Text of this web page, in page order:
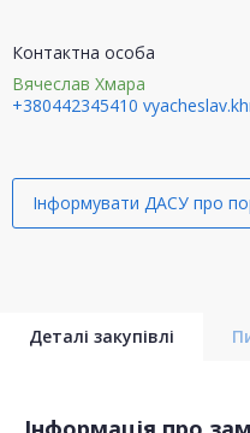
Контактна особа
Вячеслав Хмара
+380442345410
Інформувати ДАСУ про
Деталі закупівлі